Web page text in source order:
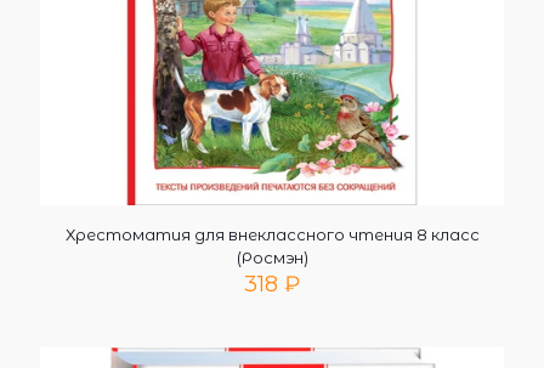
Хрестоматия для внеклассного чтения 8 класс
(Росмэн)
318 ₽